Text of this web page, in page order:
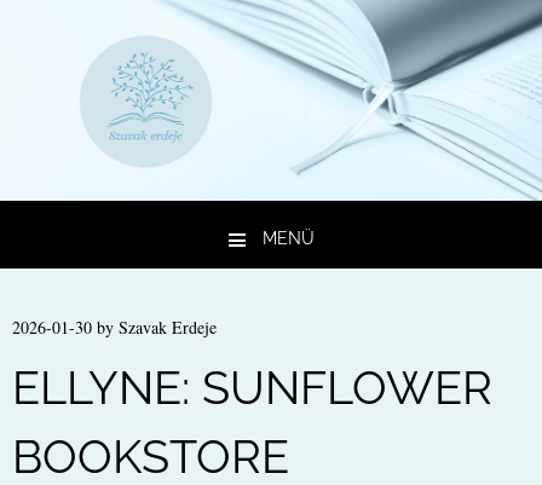
MENÜ
2026-01-30 by Szavak Erdeje
ELLYNE: SUNFLOWER
BOOKSTORE